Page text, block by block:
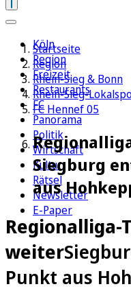
Köln
Region
Freizeit
Restaurants
FC
Panorama
Politik
Wirtschaft
Kultur
Rätsel
Newsletter
E-Paper
Startseite
Region
Rhein-Sieg & Bonn
Rhein-Sieg-
FC Hennef 05
Siegburg
aus
Regionalliga-
weiter
Punkt aus